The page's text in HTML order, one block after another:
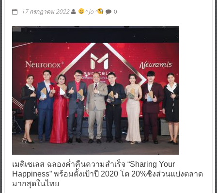
17 กรกฎาคม 2022 ^ jo ^ 0
เมดิเซเลส ฉลองค่ำคืนความสำเร็จ “Sharing Your
Happiness” พร้อมตั้งเป้าปี 2020 โต 20%ชิงส่วนแบ่งตลาด
มากสุดในไทย